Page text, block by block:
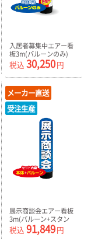
入居者募集中エアー看
板3m(バルーンのみ)
AR090136IN_C
税込 30,250円
メーカー直送
受注生産
展示商談会エアー看板
3m(バルーン+スタン
ド) AR090138IN
税込 91,849円